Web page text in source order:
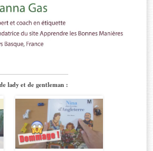
lady et de gentleman :